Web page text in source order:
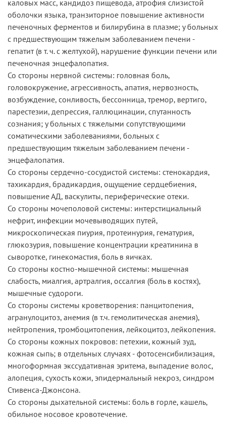
каловых масс, кандидоз пищевода, атрофия слизистой
оболочки языка, транзиторное повышение активности
печеночных ферментов и билирубина в плазме; у больных
с предшествующим тяжелым заболеванием печени -
гепатит (в т. ч. с желтухой), нарушение функции печени или
печеночная энцефалопатия.
Со стороны нервной системы: головная боль,
головокружение, агрессивность, апатия, нервозность,
возбуждение, сонливость, бессонница, тремор, вертиго,
парестезии, депрессия, галлюцинации, спутанность
сознания; у больных с тяжелыми сопутствующими
соматическими заболеваниями, больных с
предшествующим тяжелым заболеванием печени -
энцефалопатия.
Со стороны сердечно-сосудистой системы: стенокардия,
тахикардия, брадикардия, ощущение сердцебиения,
повышение АД, васкулиты, периферические отеки.
Со стороны мочеполовой системы: интерстициальный
нефрит, инфекции мочевыводящих путей,
микроскопическая пиурия, протеинурия, гематурия,
глюкозурия, повышение концентрации креатинина в
сыворотке, гинекомастия, боль в яичках.
Со стороны костно-мышечной системы: мышечная
слабость, миалгия, артралгия, оссалгия (боль в костях),
мышечные судороги.
Со стороны системы кроветворения: панцитопения,
агранулоцитоз, анемия (в т.ч. гемолитическая анемия),
нейтропения, тромбоцитопения, лейкоцитоз, лейкопения.
Со стороны кожных покровов: петехии, кожный зуд,
кожная сыпь; в отдельных случаях - фотосенсибилизация,
многоформная экссудативная эритема, выпадение волос,
алопеция, сухость кожи, эпидермальный некроз, синдром
Стивенса-Джонсона.
Со стороны дыхательной системы: боль в горле, кашель,
обильное носовое кровотечение.